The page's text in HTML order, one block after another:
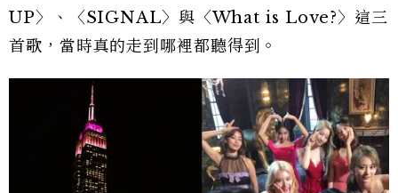
UP〉、〈SIGNAL〉與〈What is Love?〉這三
首歌，當時真的走到哪裡都聽得到。